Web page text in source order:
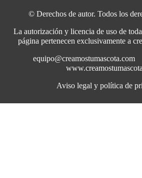
© Derechos de autor. Todos los
La autorización y licencia de uso de
página pertenecen exclusivamente a
Aviso legal y política de